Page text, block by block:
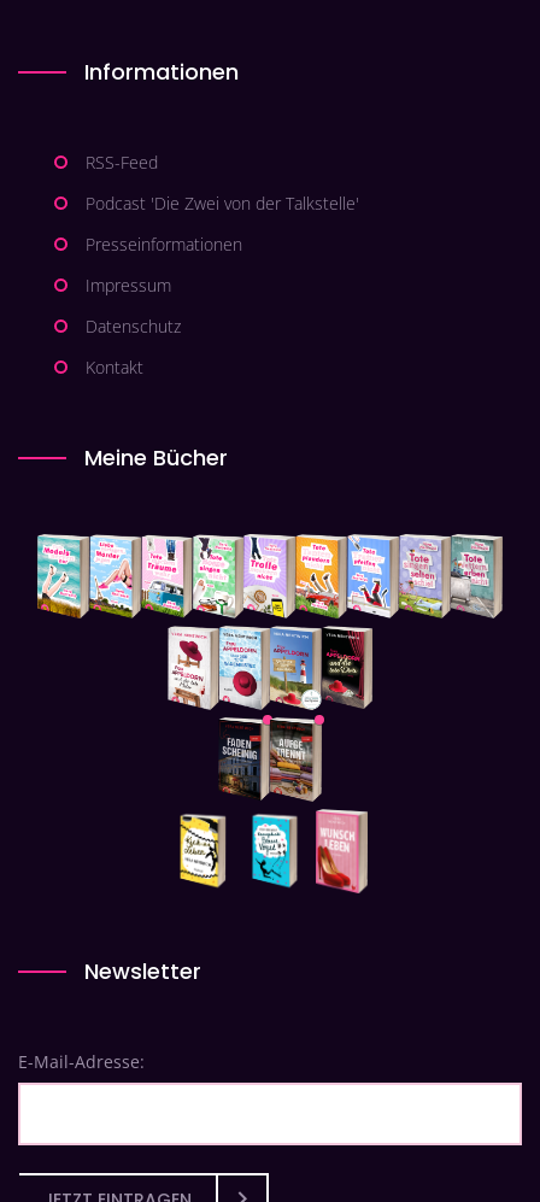
Informationen
RSS-Feed
Podcast 'Die Zwei von der Talkstelle'
Presseinformationen
Impressum
Datenschutz
Kontakt
Meine Bücher
Newsletter
E-Mail-Adresse: